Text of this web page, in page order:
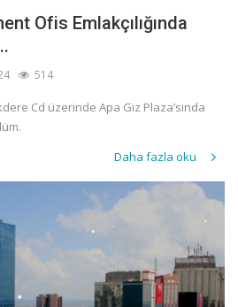
Ofis Emlakçılığında
514
Cd üzerinde Apa Giz Plaza’sında
Daha fazla oku